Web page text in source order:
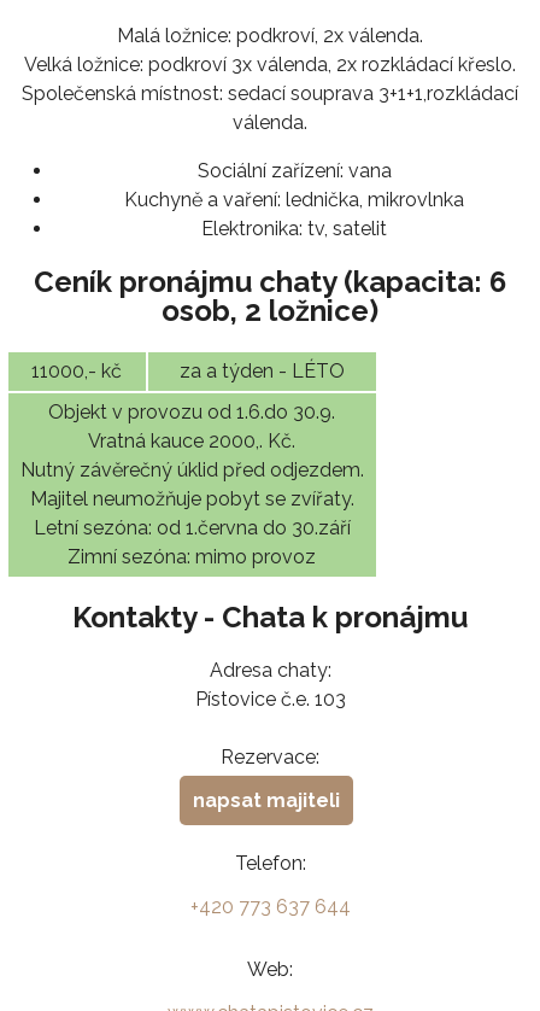
Malá ložnice: podkroví, 2x válenda.
Velká ložnice: podkroví 3x válenda, 2x rozkládací křeslo.
Společenská místnost: sedací souprava 3+1+1,rozkládací
válenda.
Sociální zařízení: vana
Kuchyně a vaření: lednička, mikrovlnka
Elektronika: tv, satelit
Ceník pronájmu chaty (kapacita: 6
osob, 2 ložnice)
11000,- kč
za a týden - LÉTO
Objekt v provozu od 1.6.do 30.9.
Vratná kauce 2000,. Kč.
Nutný závěrečný úklid před odjezdem.
Majitel neumožňuje pobyt se zvířaty.
Letní sezóna: od 1.června do 30.září
Zimní sezóna: mimo provoz
Kontakty - Chata k pronájmu
Adresa chaty:
Pístovice č.e. 103
Rezervace:
napsat majiteli
Telefon:
+420 773 637 644
Web: